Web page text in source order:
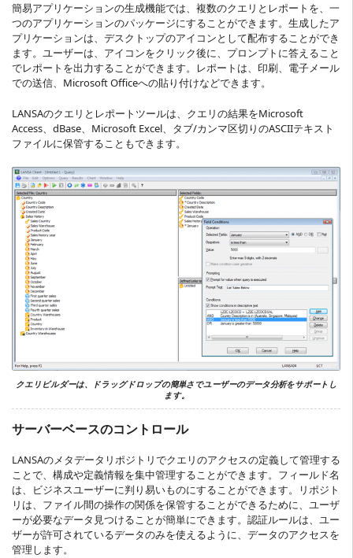
簡易アプリケーションの生成機能では、複数のクエリとレポートを、一
つのアプリケーションのパッケージにすることができます。生成したア
プリケーションは、デスクトップのアイコンとして配布することができ
ます。ユーザーは、アイコンをクリック後に、プロンプトに答えること
でレポートを出力することができます。レポートは、印刷、電子メール
での送信、Microsoft Officeへの貼り付けなどできます。
LANSAのクエリとレポートツールは、クエリの結果をMicrosoft
Access、dBase、Microsoft Excel、タブ/カンマ区切りのASCIIテキスト
ファイルに保管することもできます。
クエリビルダーは、ドラッグドロップの簡単さでユーザーのデータ分析をサポートし
ます。
サーバーベースのコントロール
LANSAのメタデータリポジトリでクエリのアクセスの定義して管理する
ことで、構成や定義情報を集中管理することができます。フィールド名
は、ビジネスユーザーに判り易いものにすることができます。リポジト
リは、ファイル間の操作の関係を保管することができるために、ユーザ
ーが必要なデータ見つけることが簡単にできます。認証ルールは、ユー
ザーが許可されているデータのみを使えるように、データのアクセスを
管理します。